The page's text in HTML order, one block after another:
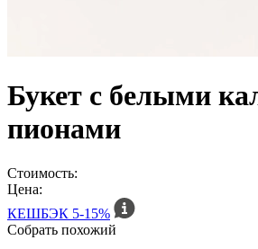
Букет с белыми
пионами
Стоимость:
Цена:
КЕШБЭК 5-15%
Собрать похожий